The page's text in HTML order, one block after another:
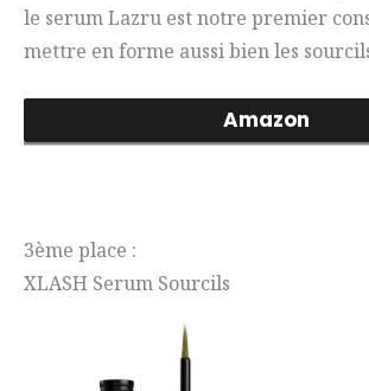
le serum Lazru est notre premier
mettre en forme aussi bien les
Amazon
3ème place :
XLASH Serum Sourcils